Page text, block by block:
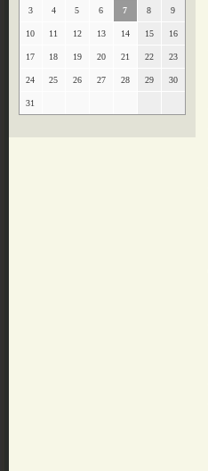
3 4 5 6 7 8 9
10 11 12 13 14 15 16
17 18 19 20 21 22 23
24 25 26 27 28 29 30
31